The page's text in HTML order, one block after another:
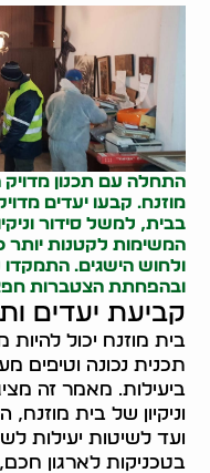
התחלה עם תכנון
מוזנח. קבעו יעדים
בבית, למשל סידור
המשימות לקטנות יותר
ולחוש הישגים. התמקדו
ובהפחתת הצטברות
קביעת יעדים
בית מוזנח יכול
תכנית נכונה וטיפים
ביעילות. מאמר זה
וניקיון של בית
ועד לשיטות יעילות
בטכניקות לארגון חכם,